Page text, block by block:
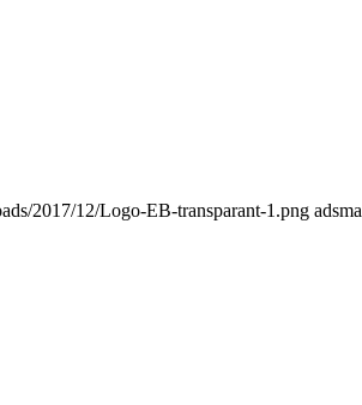
2017/12/Logo-EB-transparant-1.png adsma